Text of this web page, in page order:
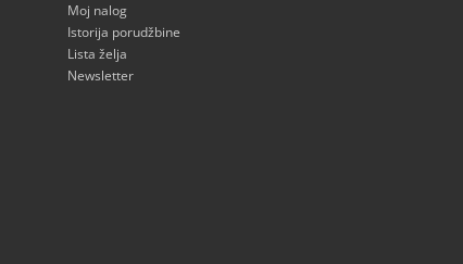
Moj nalog
Istorija porudžbine
Lista želja
Newsletter